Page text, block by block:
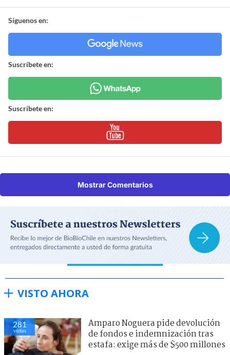
Síguenos en:
Suscríbete en:
Suscríbete en:
Mostrar Comentarios
VISTO AHORA
281
visitas
Amparo Noguera pide devolución
de fondos e indemnización tras
estafa: exige más de $500 millones